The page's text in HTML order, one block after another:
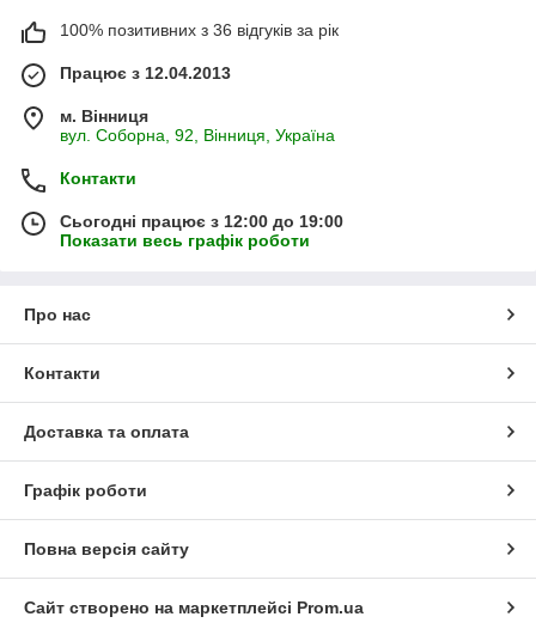
-Картини за номерами
(вишивка),...
- 3Д Пазли: дерево, пластик, картон, гравюри,...
- Збірні моделі: машини, літаки, кораблі, будови,...
- Декупаж, кракелюр, квілінг, вишивка, пластику, вітраж,...
- Методики розвитку для самих маленьких,...
- Досліди для старшокласників: Хімія, Фізика,...
- Всілякі конструктори, радіокеровані моделі,...
- Набори із серії "Зроби сам",...
100% позитивних з 36 відгуків за рік
Працює з 12.04.2013
м. Вінниця
вул. Соборна, 92, Вінниця, Україна
Контакти
Сьогодні працює з 12:00 до 19:00
Показати весь графік роботи
Про нас
Контакти
Доставка та оплата
Графік роботи
Повна версія сайту
Сайт створено на маркетплейсі Prom.ua